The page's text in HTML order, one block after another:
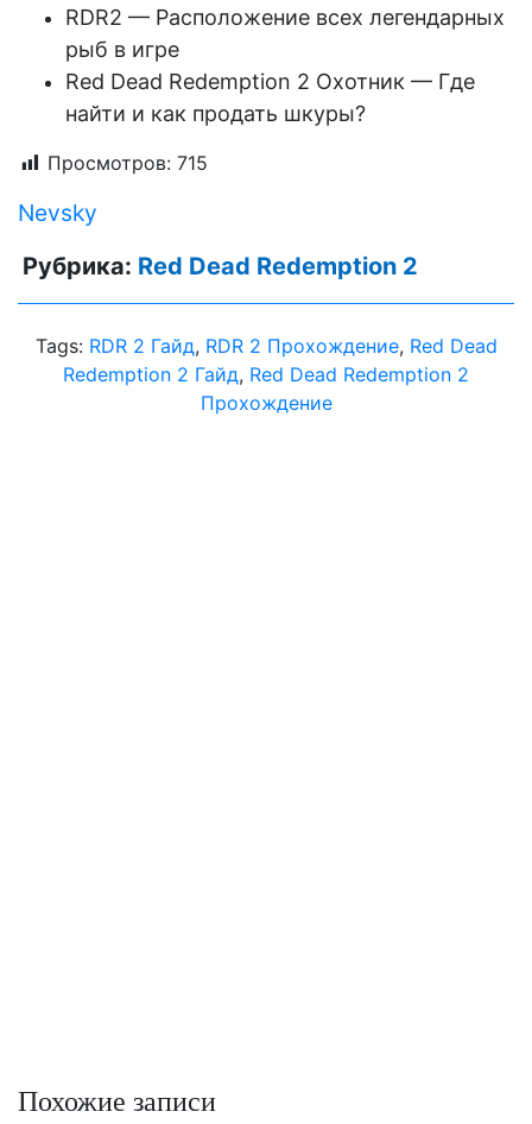
RDR2 — Расположение всех легендарных
рыб в игре
Red Dead Redemption 2 Охотник — Где
найти и как продать шкуры?
Просмотров: 715
Nevsky
Рубрика: Red Dead Redemption 2
Tags: RDR 2 Гайд, RDR 2 Прохождение, Red Dead
Redemption 2 Гайд, Red Dead Redemption 2
Прохождение
Похожие записи